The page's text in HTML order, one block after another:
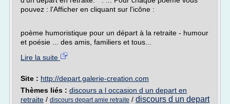
pouvez : l'Afficher en cliquant sur l'icône :
poème humoristique pour un départ à la retraite - humour
et poésie ... des amis, familiers et tous...
Lire la suite
Site : http://depart.galerie-creation.com
Thèmes liés : discours a l occasion d un depart en
retraite / discours depart amie retraite / discours d un depart